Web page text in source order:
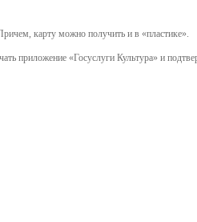
карту можно получить и в «пластике».
приложение «Госуслуги Культура» и